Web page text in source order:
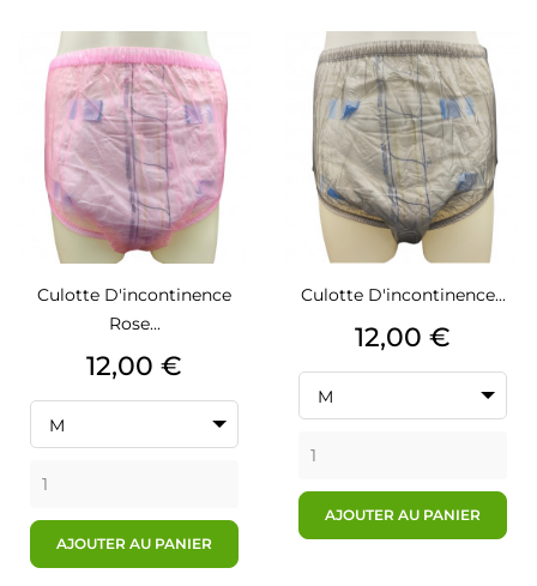
Culotte D'incontinence
Rose...
Prix
12,00 €
M
AJOUTER AU PANIER
Culotte D'incontinence...
Prix
12,00 €
M
AJOUTER AU PANIER